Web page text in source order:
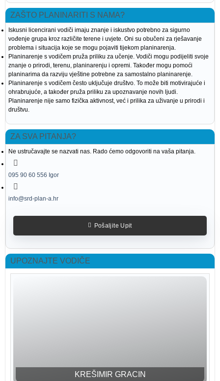
ZAŠTO PLANINARITI S NAMA?
Iskusni licencirani vodiči imaju znanje i iskustvo potrebno za sigurno
vođenje grupa kroz različite terene i uvjete. Oni su obučeni za rješavanje
problema i situacija koje se mogu pojaviti tijekom planinarenja.
Planinarenje s vodičem pruža priliku za učenje. Vodiči mogu podijeliti svoje
znanje o prirodi, terenu, planinarenju i opremi. Također mogu pomoći
planinarima da razviju vještine potrebne za samostalno planinarenje.
Planinarenje s vodičem često uključuje društvo. To može biti motivirajuće i
ohrabrujuće, a također pruža priliku za upoznavanje novih ljudi.
Planinarenje nije samo fizička aktivnost, već i prilika za uživanje u prirodi i
društvu.
ZA SVA PITANJA?
Ne ustručavajte se nazvati nas. Rado ćemo odgovoriti na vaša pitanja.
095 90 60 556 Igor
info@srd-plan-a.hr
Pošaljite Upit
UPOZNAJTE VODIČE
KREŠIMIR GRACIN